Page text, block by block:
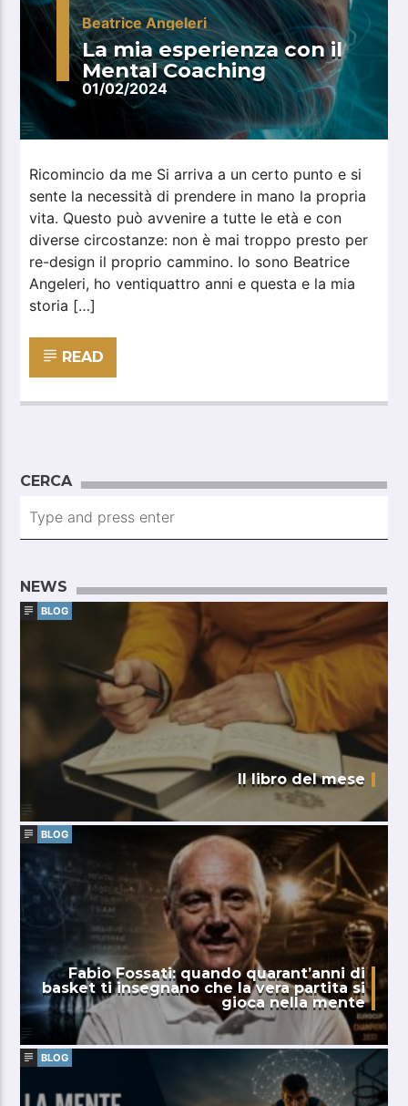
Beatrice Angeleri
01/02/2024
La mia esperienza con il
Mental Coaching
Ricomincio da me Si arriva a un certo punto e si
sente la necessità di prendere in mano la propria
vita. Questo può avvenire a tutte le età e con
diverse circostanze: non è mai troppo presto per
re-design il proprio cammino. Io sono Beatrice
Angeleri, ho ventiquattro anni e questa e la mia
storia […]
READ
CERCA
NEWS
BLOG
Il libro del mese
BLOG
Fabio Fossati: quando quarant’anni di
basket ti insegnano che la vera partita si
gioca nella mente
BLOG